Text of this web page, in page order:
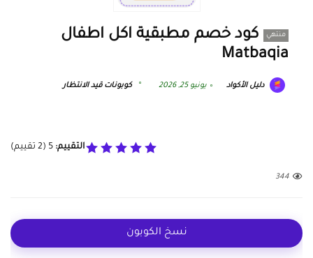
منتهي
كود خصم مطبقية اكل اطفال
Matbaqia
دليل الأكواد يونيو 25, 2026 كوبونات قيد الانتظار
التقييم: 5
(
2 تقييم)
344
نسخ الكوبون